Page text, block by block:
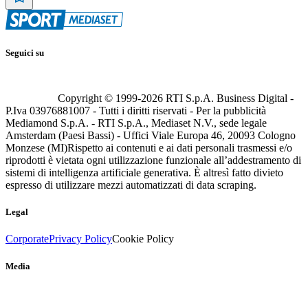
Seguici su
Copyright © 1999-2026 RTI S.p.A. Business Digital -
P.Iva 03976881007 - Tutti i diritti riservati - Per la pubblicità
Mediamond S.p.A. - RTI S.p.A., Mediaset N.V., sede legale
Amsterdam (Paesi Bassi) - Uffici Viale Europa 46, 20093 Cologno
Monzese (MI)Rispetto ai contenuti e ai dati personali trasmessi e/o
riprodotti è vietata ogni utilizzazione funzionale all’addestramento di
sistemi di intelligenza artificiale generativa. È altresì fatto divieto
espresso di utilizzare mezzi automatizzati di data scraping.
Legal
CorporatePrivacy PolicyCookie Policy
Media